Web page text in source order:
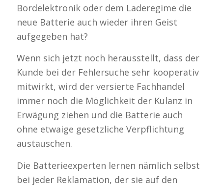
Bordelektronik oder dem Laderegime die
neue Batterie auch wieder ihren Geist
aufgegeben hat?
Wenn sich jetzt noch herausstellt, dass der
Kunde bei der Fehlersuche sehr kooperativ
mitwirkt, wird der versierte Fachhandel
immer noch die Möglichkeit der Kulanz in
Erwägung ziehen und die Batterie auch
ohne etwaige gesetzliche Verpflichtung
austauschen.
Die Batterieexperten lernen nämlich selbst
bei jeder Reklamation, der sie auf den